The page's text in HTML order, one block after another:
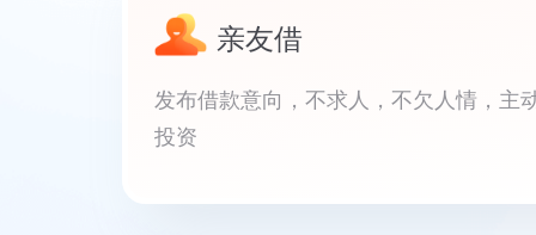
亲友借
发布借款意向，不求人，不欠人情，主
投资